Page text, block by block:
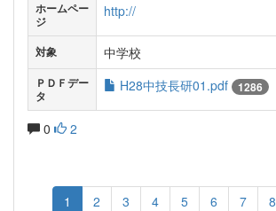
ホームペー
ジ
http://
対象 中学校
ＰＤＦデー
タ
H28中技長研01.pdf 1286
0 2
1 2 3 4 5 6 7 8